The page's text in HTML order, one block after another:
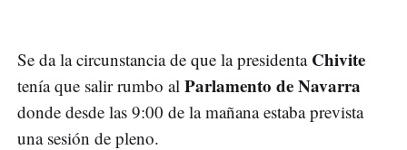
Se da la circunstancia de que la presidenta Chivite
tenía que salir rumbo al Parlamento de Navarra
donde desde las 9:00 de la mañana estaba prevista
una sesión de pleno.